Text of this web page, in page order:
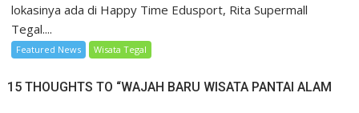
lokasinya ada di Happy Time Edusport, Rita Supermall
Tegal....
Featured News Wisata Tegal
15 THOUGHTS TO “WAJAH BARU WISATA PANTAI ALAM